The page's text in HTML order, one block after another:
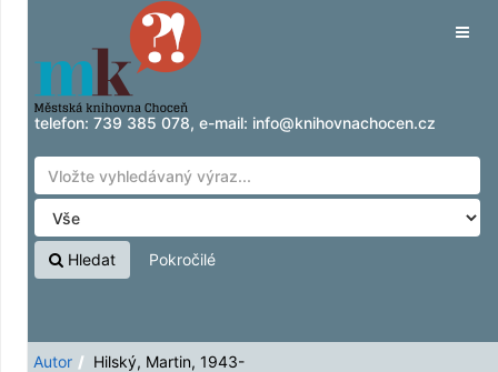
Zobrazuji výsledky1 - 20
Přeskočit na obsah
telefon: 739 385 078, e-mail: info@knihovnachocen.cz
Hledat Pokročilé
Autor Hilský, Martin, 1943-